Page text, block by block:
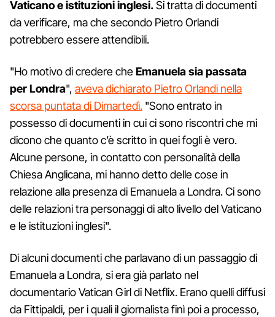
Vaticano e istituzioni inglesi.Si tratta di documenti
da verificare, ma che secondo Pietro Orlandi
potrebbero essere attendibili.
"Ho motivo di credere cheEmanuela sia passata
per Londra", aveva dichiarato Pietro Orlandi nella
scorsa puntata di Dimartedì. "Sono entrato in
possesso di documenti in cui ci sono riscontri che mi
dicono che quanto c’è scritto in quei fogli è vero.
Alcune persone, in contatto con personalità della
Chiesa Anglicana, mi hanno detto delle cose in
relazione alla presenza di Emanuela a Londra. Ci sono
delle relazioni tra personaggi di alto livello del Vaticano
e le istituzioni inglesi".
Di alcuni documenti che parlavano di un passaggio di
Emanuela a Londra, si era già parlato nel
documentario Vatican Girl di Netflix. Erano quelli diffusi
da Fittipaldi, per i quali il giornalista finì poi a processo,